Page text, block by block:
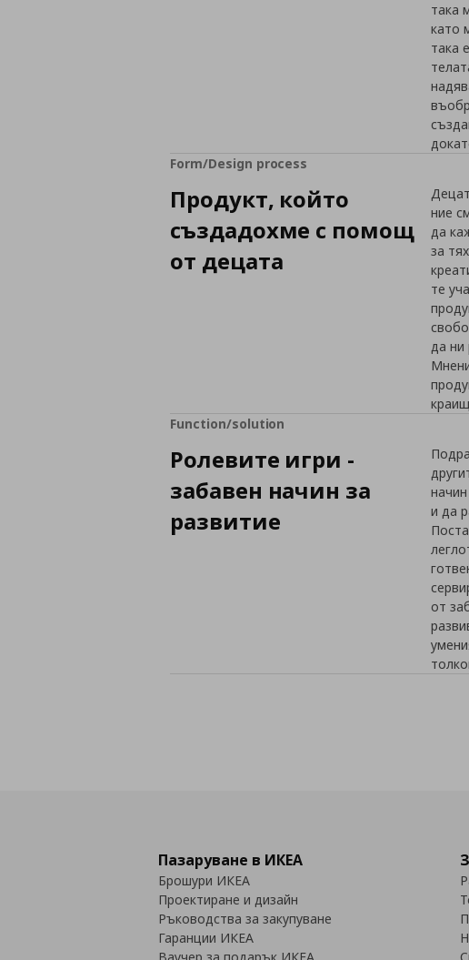
така
като
така
Form/Design process
Продукт, който
създадохме с помощ
от децата
ние
да
за
те
да ни
Function/solution
Ролевите игри -
забавен начин за
развитие
и да
от
Пазаруване в ИКЕА
Брошури ИКЕА
Проектиране и дизайн
Ръководства за закупуване
Гаранции ИКЕА